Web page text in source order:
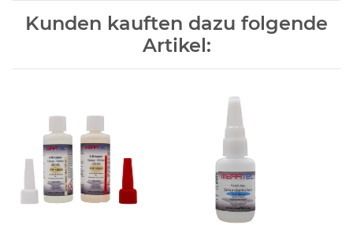
Kunden kauften dazu folgende
Artikel: